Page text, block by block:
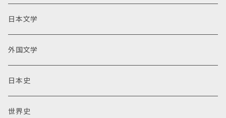
キリスト教
その他
日本文学
外国文学
日本史
世界史